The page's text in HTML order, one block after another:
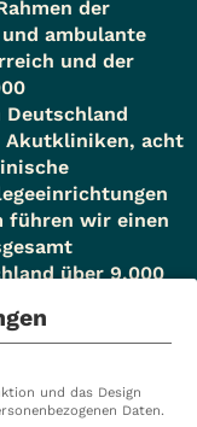
der
ambulante
und der
Akutkliniken, acht
führen wir einen
über 9.000
und das Design
Daten.